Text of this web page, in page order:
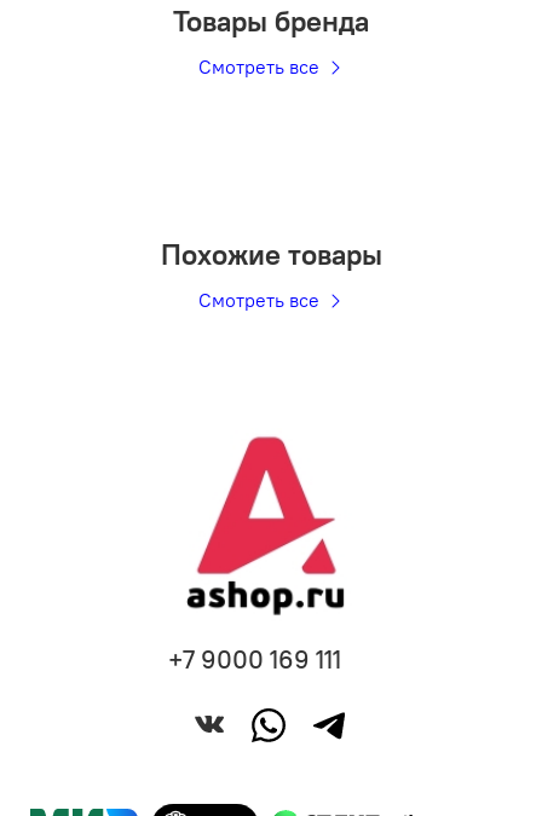
Товары бренда
Смотреть все
Похожие товары
Смотреть все
+7 9000 169 111